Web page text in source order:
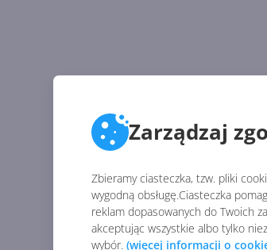
Zarządzaj
Zbieramy ciasteczka, tzw. pliki
wygodną obsługę.Ciasteczka
reklam dopasowanych do Twoich
akceptując wszystkie albo tylko
wybór. (więcej informacji o